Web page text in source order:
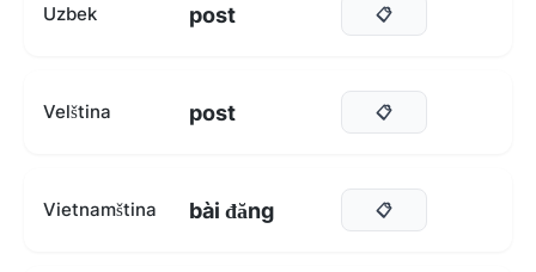
Uzbek post 📋
Velština post 📋
Vietnamština bài đăng 📋